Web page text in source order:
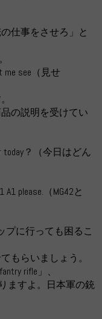
仕事をさせろ」と
me see（見せ
の説明を受けてい
today？（今日はどん
A1 please.（MG42と
プに行っても困るこ
もらいましょう。
rifle」、
ますよ。日本軍の銃